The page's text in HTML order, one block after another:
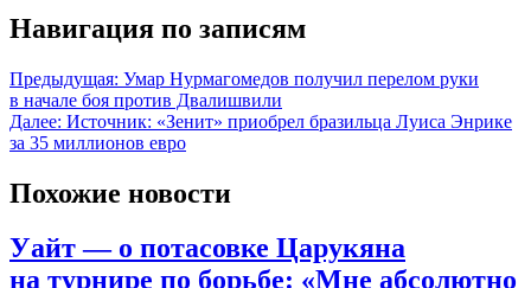
Навигация по записям
Предыдущая: Умар Нурмагомедов получил перелом руки
в начале боя против Двалишвили
Далее: Источник: «Зенит» приобрел бразильца Луиса Энрике
за 35 миллионов евро
Похожие новости
Уайт — о потасовке Царукяна
на турнире по борьбе: «Мне абсолютно